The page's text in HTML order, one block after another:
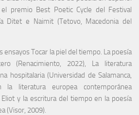
premio Best Poetic Cycle del Festival
Ditet e Naimit (Tetovo, Macedonia del
ensayos Tocar la piel del tiempo. La poesía
(Renacimiento, 2022), La literatura
hospitalaria (Universidad de Salamanca,
literatura europea contemporánea
y la escritura del tiempo en la poesía
(Visor, 2009).